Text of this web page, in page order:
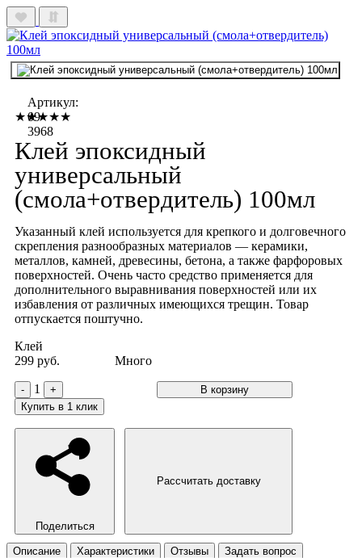
★★★★★
Артикул:
09-
3968
Клей эпоксидный
универсальный
(смола+отвердитель) 100мл
Указанный клей используется для крепкого и долговечного
скрепления разнообразных материалов — керамики,
металлов, камней, древесины, бетона, а также фарфоровых
поверхностей. Очень часто средство применяется для
дополнительного выравнивания поверхностей или их
избавления от различных имеющихся трещин. Товар
отпускается поштучно.
Клей
299 руб.
Много
- 1 +
В корзину
Купить в 1 клик
Поделиться
Рассчитать доставку
Описание Характеристики Отзывы
Задать вопрос